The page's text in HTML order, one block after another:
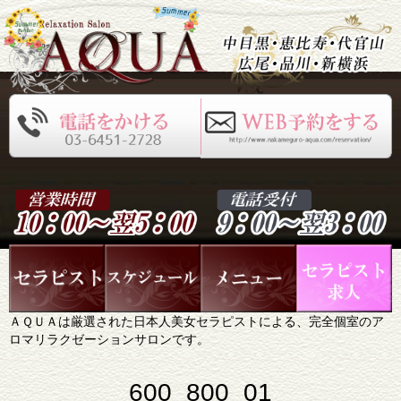
ＡＱＵＡは厳選された日本人美女セラピストによる、完全個室のア
ロマリラクゼーションサロンです。
600_800_01